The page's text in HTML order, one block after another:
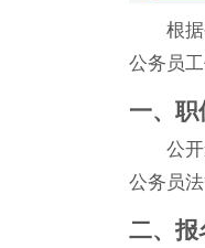
根
公务员
一、职
公
公务员
二、报